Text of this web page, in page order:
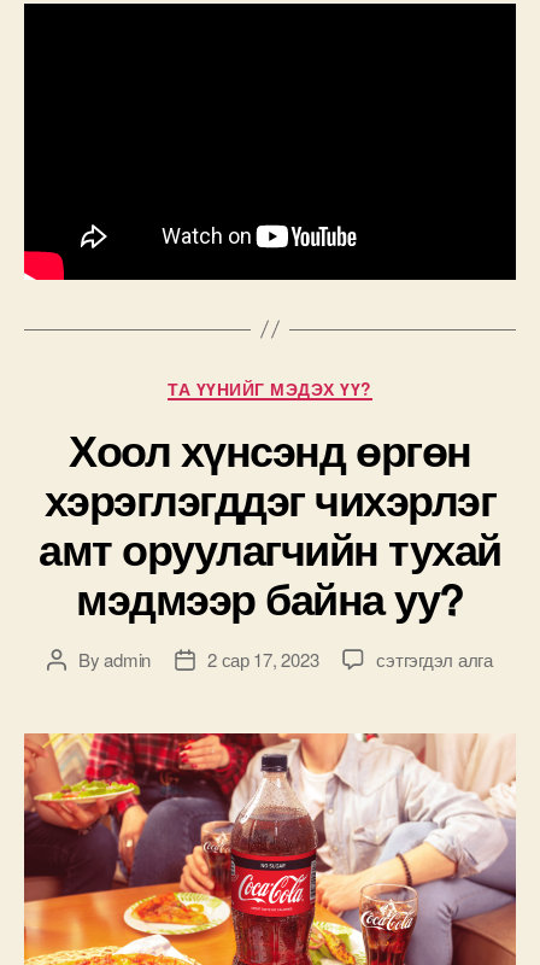
Categories
ТА ҮҮНИЙГ МЭДЭХ ҮҮ?
Хоол хүнсэнд өргөн
хэрэглэгддэг чихэрлэг
амт оруулагчийн тухай
мэдмээр байна уу?
PostByadmin
Post2 сар 17, 2023
Хоол
хэрэглэгддэг
чихэрлэг
амт
оруулагчийн
тухай
мэдмээр
байна
уу?
дээр
сэтгэгдэл алга